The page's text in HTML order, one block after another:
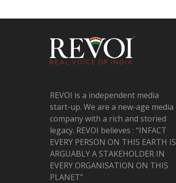
REVOI is a independent media
start-up. We are a new-age media
company with a rich and storied
legacy. REVOI believes : “INFACT
EVERY PERSON ON THIS EARTH IS
ARGUABLY A STAKEHOLDER IN
EVERY ORGANISATION ON THIS
PLANET”